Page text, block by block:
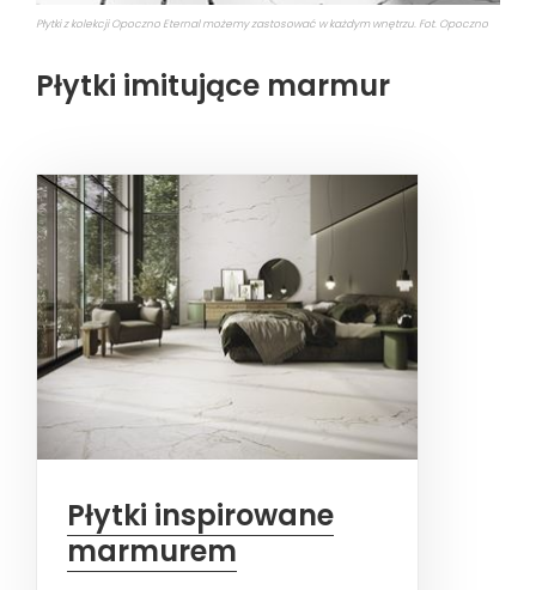
Płytki z kolekcji Opoczno Eternal możemy zastosować w każdym wnętrzu. Fot. Opoczno
Płytki imitujące marmur
Płytki inspirowane
marmurem